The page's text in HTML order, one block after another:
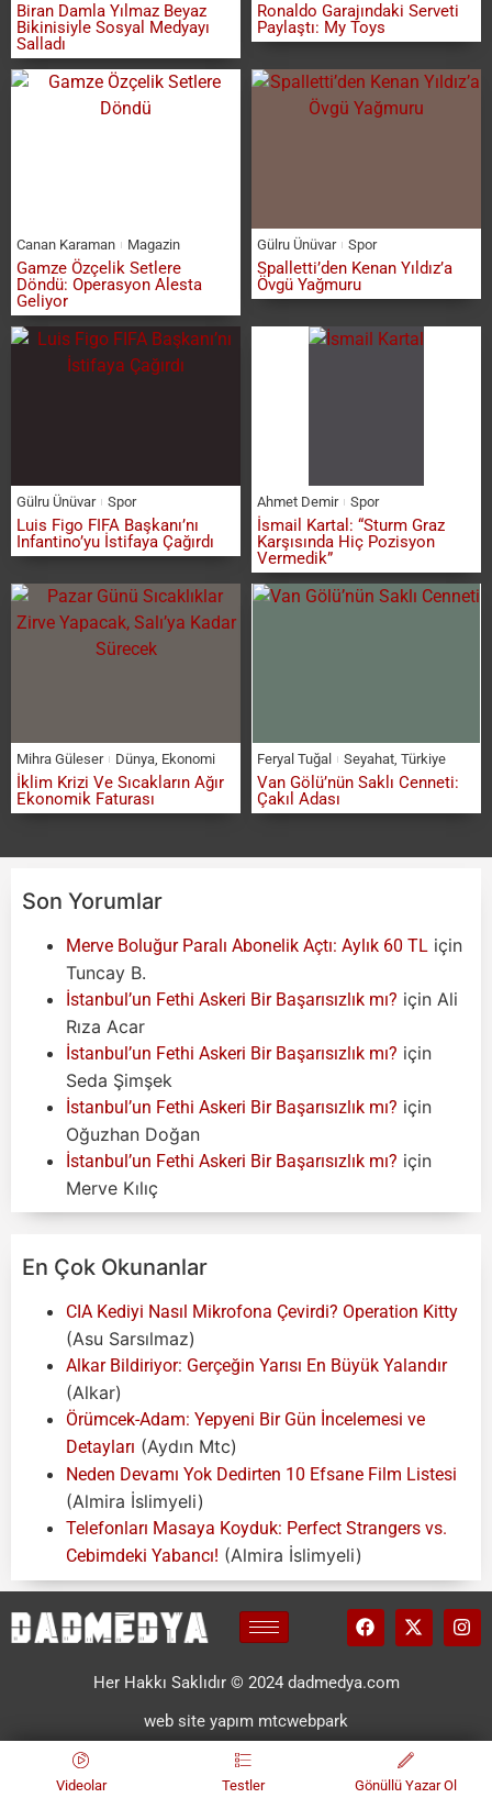
Biran Damla Yılmaz Beyaz
Bikinisiyle Sosyal Medyayı
Salladı
Ronaldo Garajındaki Serveti
Paylaştı: My Toys
Canan Karaman Magazin
Gamze Özçelik Setlere
Döndü: Operasyon Alesta
Geliyor
Gülru Ünüvar Spor
Spalletti’den Kenan Yıldız’a
Övgü Yağmuru
Gülru Ünüvar Spor
Luis Figo FIFA Başkanı’nı
Infantino’yu İstifaya Çağırdı
Ahmet Demir Spor
İsmail Kartal: “Sturm Graz
Karşısında Hiç Pozisyon
Vermedik”
Mihra Güleser Dünya, Ekonomi
İklim Krizi Ve Sıcakların Ağır
Ekonomik Faturası
Feryal Tuğal Seyahat, Türkiye
Van Gölü’nün Saklı Cenneti:
Çakıl Adası
Son Yorumlar
Merve Boluğur Paralı Abonelik Açtı: Aylık 60 TL için
Tuncay B.
İstanbul’un Fethi Askeri Bir Başarısızlık mı? için Ali
Rıza Acar
İstanbul’un Fethi Askeri Bir Başarısızlık mı? için
Seda Şimşek
İstanbul’un Fethi Askeri Bir Başarısızlık mı? için
Oğuzhan Doğan
İstanbul’un Fethi Askeri Bir Başarısızlık mı? için
Merve Kılıç
En Çok Okunanlar
CIA Kediyi Nasıl Mikrofona Çevirdi? Operation Kitty
(Asu Sarsılmaz)
Alkar Bildiriyor: Gerçeğin Yarısı En Büyük Yalandır
(Alkar)
Örümcek-Adam: Yepyeni Bir Gün İncelemesi ve
Detayları (Aydın Mtc)
Neden Devamı Yok Dedirten 10 Efsane Film Listesi
(Almira İslimyeli)
Telefonları Masaya Koyduk: Perfect Strangers vs.
Cebimdeki Yabancı! (Almira İslimyeli)
Her Hakkı Saklıdır © 2024 dadmedya.com
web site yapım mtcwebpark
Videolar Testler Gönüllü Yazar Ol